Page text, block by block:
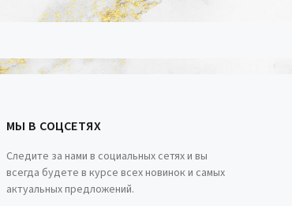
МЫ В СОЦСЕТЯХ
Следите за нами в социальных сетях и вы
всегда будете в курсе всех новинок и самых
актуальных предложений.